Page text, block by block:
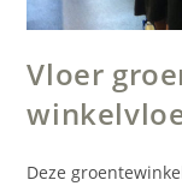
Vloer
Deze